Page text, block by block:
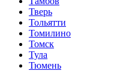
Тверь
Тольятти
Томилино
Томск
Тула
Тюмень